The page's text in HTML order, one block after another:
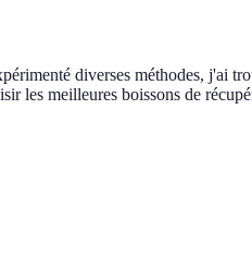
diverses méthodes, j'ai
les meilleures boissons de